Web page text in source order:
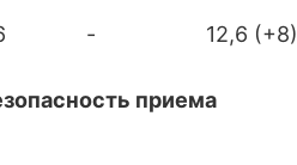
- 12,6
приема